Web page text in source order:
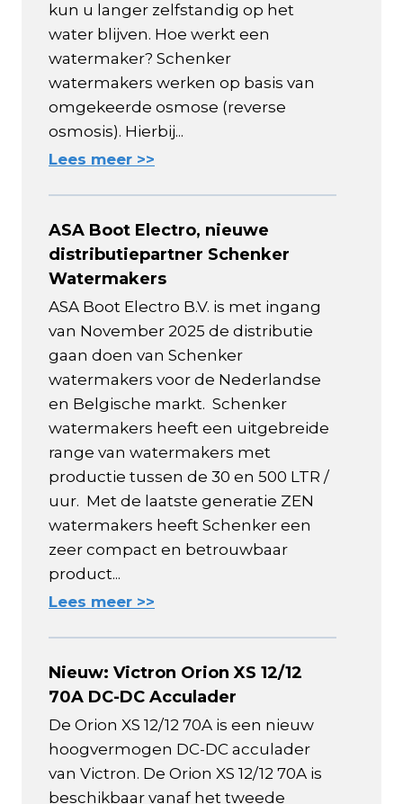
kun u langer zelfstandig op het
water blijven. Hoe werkt een
watermaker? Schenker
watermakers werken op basis van
omgekeerde osmose (reverse
osmosis). Hierbij...
Lees meer >>
ASA Boot Electro, nieuwe
distributiepartner Schenker
Watermakers
ASA Boot Electro B.V. is met ingang
van November 2025 de distributie
gaan doen van Schenker
watermakers voor de Nederlandse
en Belgische markt. Schenker
watermakers heeft een uitgebreide
range van watermakers met
productie tussen de 30 en 500 LTR /
uur. Met de laatste generatie ZEN
watermakers heeft Schenker een
zeer compact en betrouwbaar
product...
Lees meer >>
Nieuw: Victron Orion XS 12/12
70A DC-DC Acculader
De Orion XS 12/12 70A is een nieuw
hoogvermogen DC-DC acculader
van Victron. De Orion XS 12/12 70A is
beschikbaar vanaf het tweede